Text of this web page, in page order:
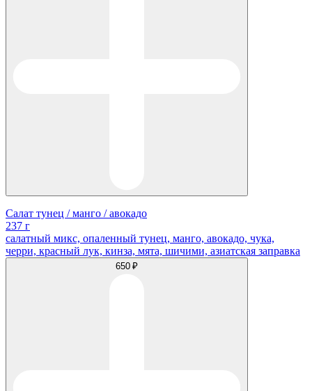
Салат тунец / манго / авокадо
237 г
салатный микс, опаленный тунец, манго, авокадо, чука,
черри, красный лук, кинза, мята, шичими, азиатская заправка
650 ₽